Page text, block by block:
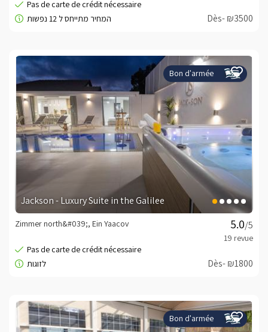
Dès- ₪3500
Bon d'armée
Jackson - Luxury Suite in the Galilee
/5
Zimmer north&#039;, Ein Yaacov
Dès- ₪1800
Bon d'armée